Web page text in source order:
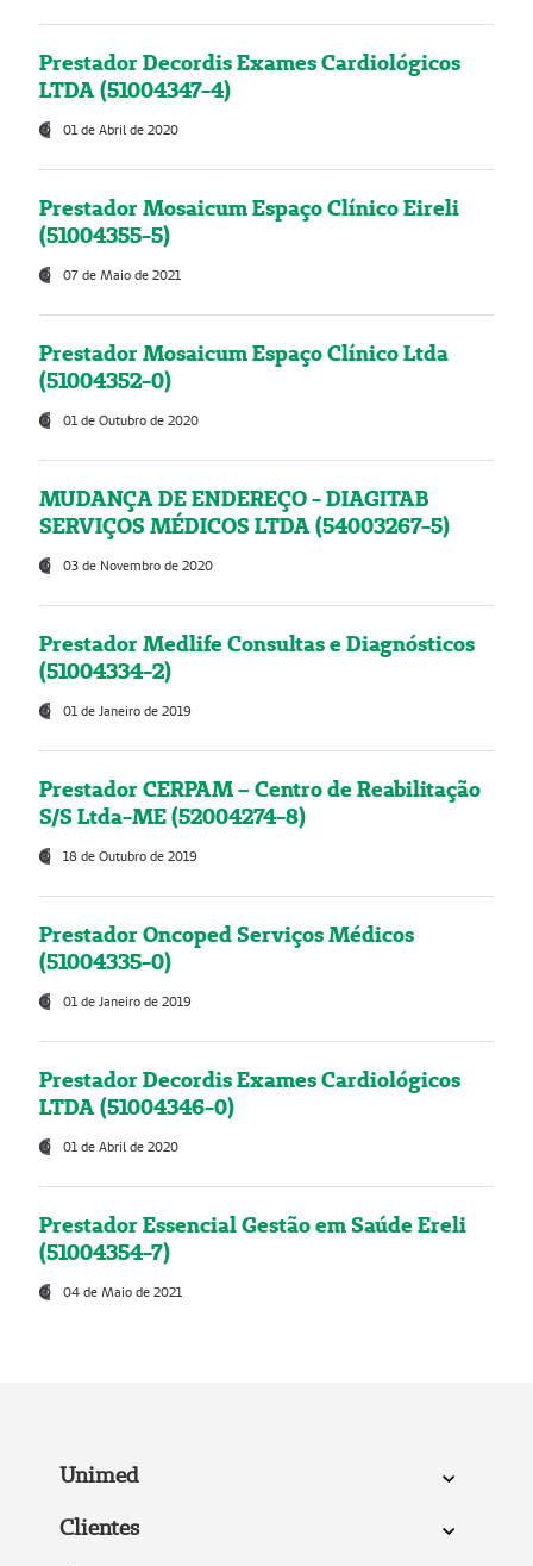
Prestador Decordis Exames Cardiológicos
LTDA (51004347-4)
01 de Abril de 2020
Prestador Mosaicum Espaço Clínico Eireli
(51004355-5)
07 de Maio de 2021
Prestador Mosaicum Espaço Clínico Ltda
(51004352-0)
01 de Outubro de 2020
MUDANÇA DE ENDEREÇO - DIAGITAB
SERVIÇOS MÉDICOS LTDA (54003267-5)
03 de Novembro de 2020
Prestador Medlife Consultas e Diagnósticos
(51004334-2)
01 de Janeiro de 2019
Prestador CERPAM – Centro de Reabilitação
S/S Ltda-ME (52004274-8)
18 de Outubro de 2019
Prestador Oncoped Serviços Médicos
(51004335-0)
01 de Janeiro de 2019
Prestador Decordis Exames Cardiológicos
LTDA (51004346-0)
01 de Abril de 2020
Prestador Essencial Gestão em Saúde Ereli
(51004354-7)
04 de Maio de 2021
Unimed
Clientes